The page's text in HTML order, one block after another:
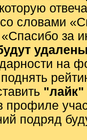
словами
за
на
поднять
"лайк"
профиле
подряд